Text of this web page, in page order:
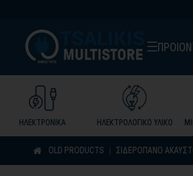
ΗΛΕΚΤΡΟΛΟΓΙΚΟ ΥΛΙΚΟ
ΗΛΕΚΤΡΟΝΙΚΑ
OLD PRODUCTS ΣΙΔΕΡΟΠΑΝΟ